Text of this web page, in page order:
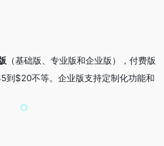
（基础版、专业版和企业版），付费版
到$20不等。企业版支持定制化功能和